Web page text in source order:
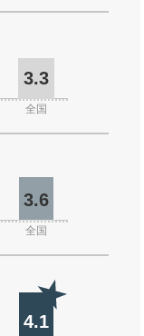
3.3
全国
3.6
全国
4.1